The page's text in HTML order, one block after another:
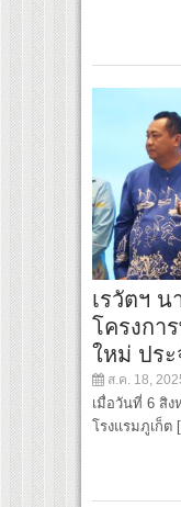
เรวัตฯ น
โครงกา
ใหม่ ประ
ส.ค. 18,
เมื่อวันที่ 6 สิง
โรงแรมภูเก็ต